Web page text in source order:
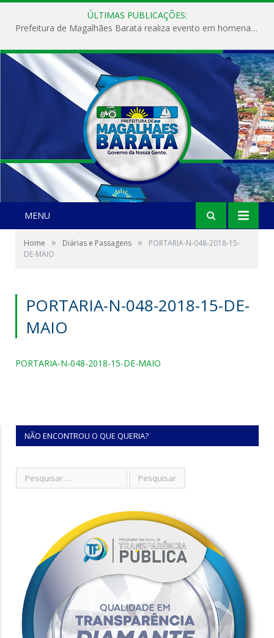
ÚLTIMAS PUBLICAÇÕES:
Prefeitura de Magalhães Barata realiza evento em homenagem ao Dia Internacional da Mulher
MENU
Home » Diárias e Passagens »
PORTARIA-N-048-2018-15-
DE-MAIO
PORTARIA-N-048-2018-15-DE-
MAIO
PORTARIA-N-048-2018-15-DE-MAIO
NÃO ENCONTROU O QUE QUERIA?